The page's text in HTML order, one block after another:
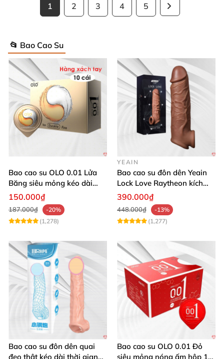
1 2 3 4 5
📂 Bao Cao Su
Bao cao su OLO 0.01 Lửa
Băng siêu mỏng kéo dài
thời gian gân gai
150.000₫
187.000₫
-20%
(1,278)
YEAIN
Bao cao su đôn dên Yeain
Lock Love Raytheon kích
thích cực mạnh
390.000₫
448.000₫
-13%
(1,277)
Bao cao su đôn dên quai
đeo thật kéo dài thời gian
Bao cao su OLO 0.01 Đỏ
siêu mỏng nóng ấm hộp 10